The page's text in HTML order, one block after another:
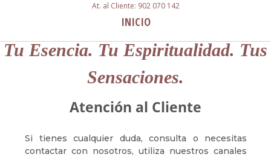
At. al Cliente: 902 070 142
INICIO
Tu Esencia. Tu Espiritualidad. Tus
Sensaciones.
Atención al Cliente
Si tienes cualquier duda, consulta o necesitas
contactar con nosotros, utiliza nuestros canales